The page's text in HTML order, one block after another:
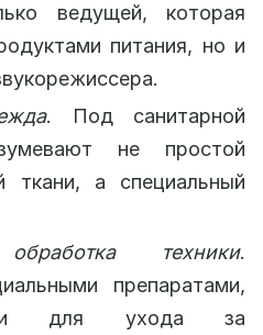
ведущей, которая
питания, но и
. Под санитарной
не простой
ткани, а специальный
обработка техники.
препаратами,
для ухода за